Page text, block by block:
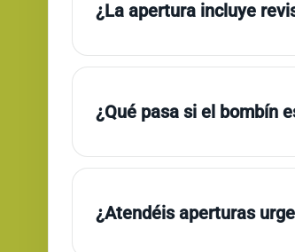
¿La apertura incluye
¿Qué pasa si el bombín
¿Atendéis aperturas